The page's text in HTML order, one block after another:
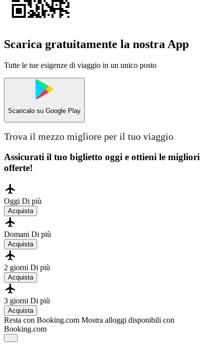
Scarica gratuitamente la nostra App
Tutte le tue esigenze di viaggio in un unico posto
Scaricalo su Google Play
Trova il mezzo migliore per il tuo viaggio
Assicurati il ​​tuo biglietto oggi e ottieni le migliori
offerte!
Oggi Di più
Acquista
Domani Di più
Acquista
2 giorni Di più
Acquista
3 giorni Di più
Acquista
Resta con Booking.com Mostra alloggi disponibili con
Booking.com